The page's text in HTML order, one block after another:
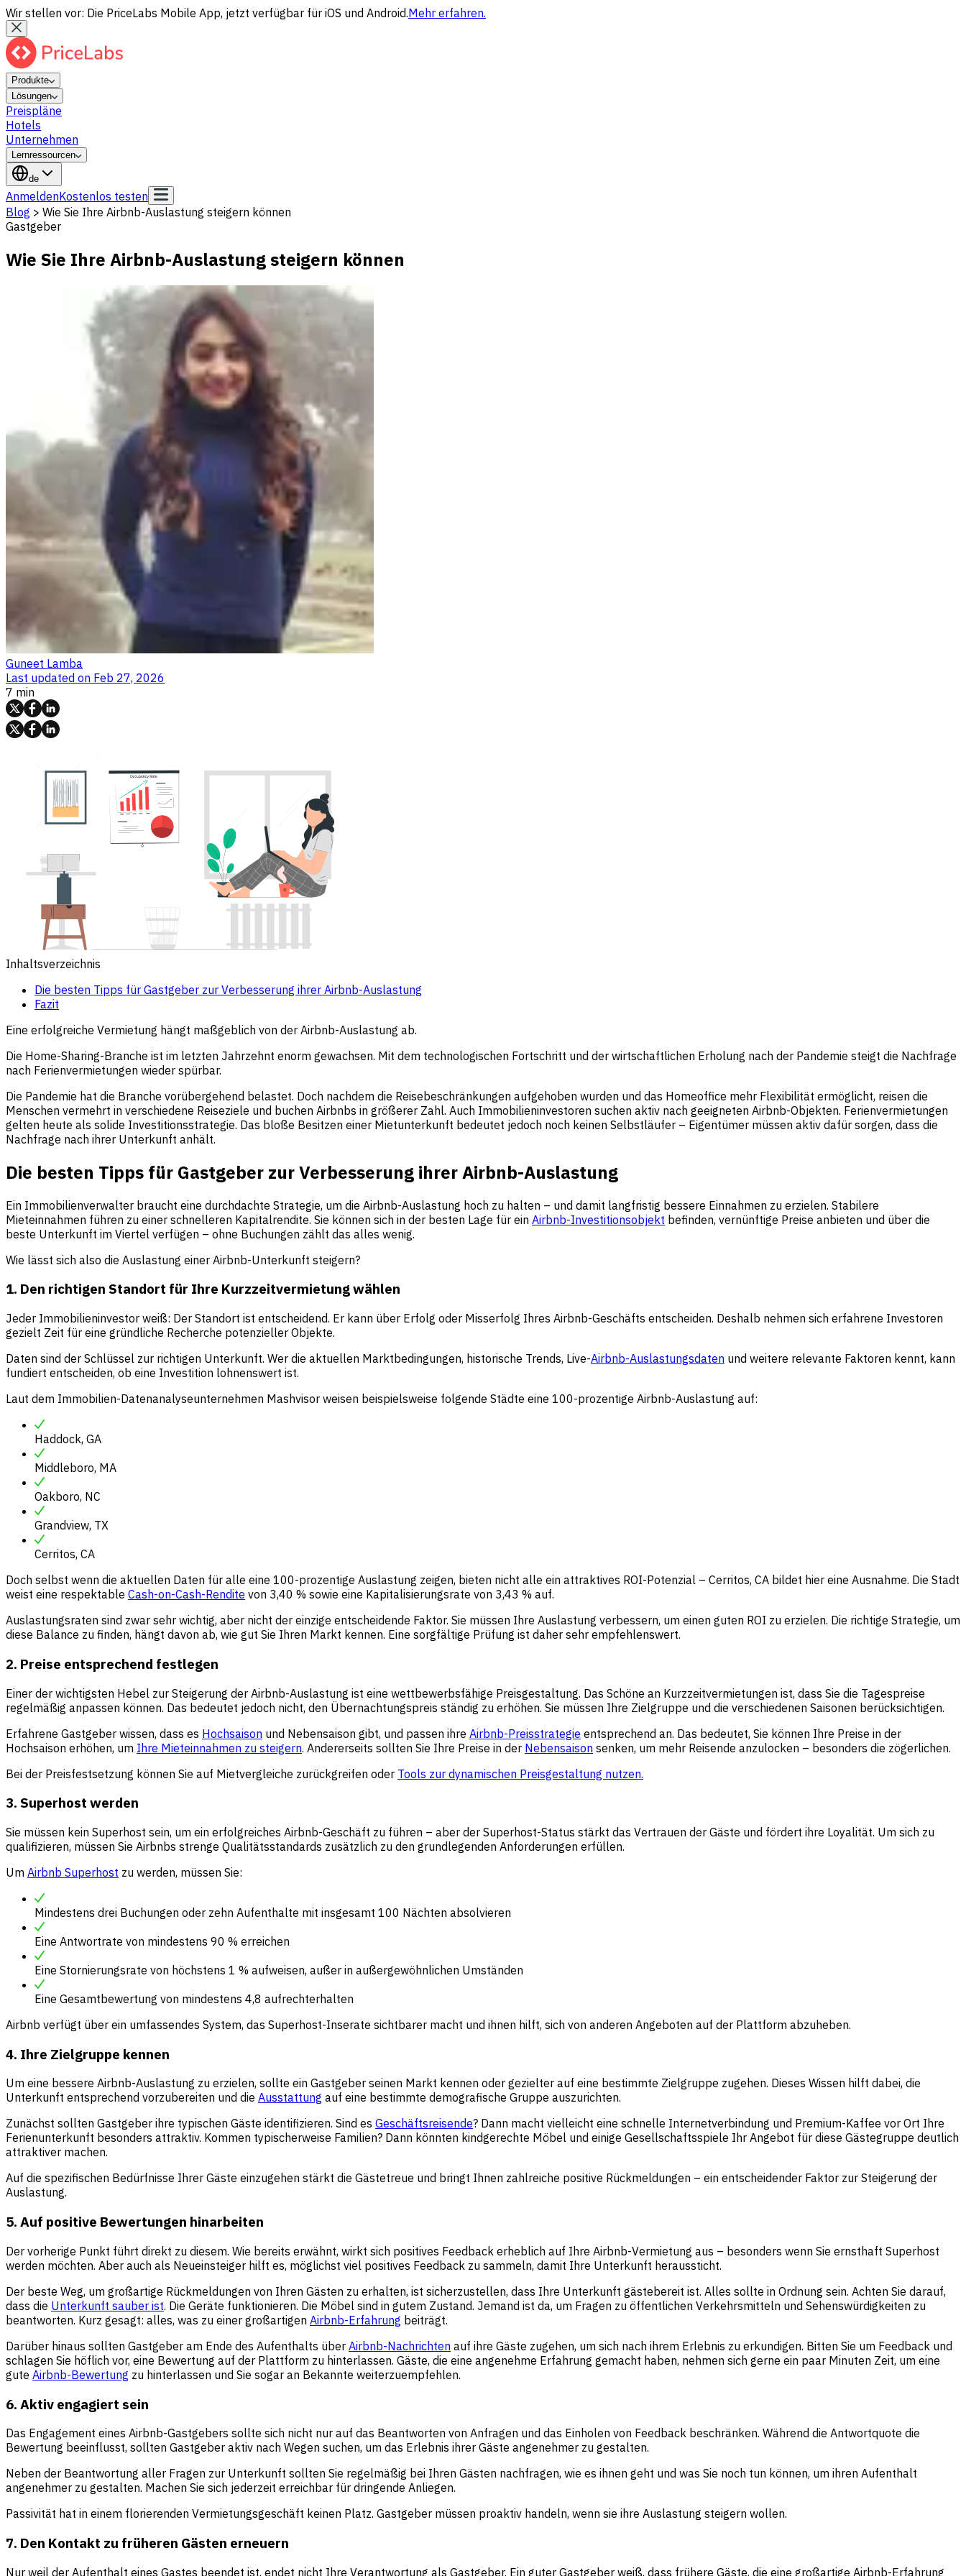
Wir stellen vor: Die PriceLabs Mobile App, jetzt verfügbar für iOS und Android.Mehr erfahren.
Produkte
Lösungen
Preispläne
Hotels
Unternehmen
Lernressourcen
de
AnmeldenKostenlos testen
Blog > Wie Sie Ihre Airbnb-Auslastung steigern können
Gastgeber
Wie Sie Ihre Airbnb-Auslastung steigern können
Guneet Lamba
Last updated on Feb 27, 2026
7 min
Inhaltsverzeichnis
Die besten Tipps für Gastgeber zur Verbesserung ihrer Airbnb-Auslastung
Fazit
Eine erfolgreiche Vermietung hängt maßgeblich von der Airbnb-Auslastung ab.
Die Home-Sharing-Branche ist im letzten Jahrzehnt enorm gewachsen. Mit dem technologischen Fortschritt und der wirtschaftlichen Erholung nach der Pandemie steigt die Nachfrage
nach Ferienvermietungen wieder spürbar.
Die Pandemie hat die Branche vorübergehend belastet. Doch nachdem die Reisebeschränkungen aufgehoben wurden und das Homeoffice mehr Flexibilität ermöglicht, reisen die
Menschen vermehrt in verschiedene Reiseziele und buchen Airbnbs in größerer Zahl. Auch Immobilieninvestoren suchen aktiv nach geeigneten Airbnb-Objekten. Ferienvermietungen
gelten heute als solide Investitionsstrategie. Das bloße Besitzen einer Mietunterkunft bedeutet jedoch noch keinen Selbstläufer – Eigentümer müssen aktiv dafür sorgen, dass die
Nachfrage nach ihrer Unterkunft anhält.
Die besten Tipps für Gastgeber zur Verbesserung ihrer Airbnb-Auslastung
Ein Immobilienverwalter braucht eine durchdachte Strategie, um die Airbnb-Auslastung hoch zu halten – und damit langfristig bessere Einnahmen zu erzielen. Stabilere
Mieteinnahmen führen zu einer schnelleren Kapitalrendite. Sie können sich in der besten Lage für ein Airbnb-Investitionsobjekt befinden, vernünftige Preise anbieten und über die
beste Unterkunft im Viertel verfügen – ohne Buchungen zählt das alles wenig.
Wie lässt sich also die Auslastung einer Airbnb-Unterkunft steigern?
1. Den richtigen Standort für Ihre Kurzzeitvermietung wählen
Jeder Immobilieninvestor weiß: Der Standort ist entscheidend. Er kann über Erfolg oder Misserfolg Ihres Airbnb-Geschäfts entscheiden. Deshalb nehmen sich erfahrene Investoren
gezielt Zeit für eine gründliche Recherche potenzieller Objekte.
Daten sind der Schlüssel zur richtigen Unterkunft. Wer die aktuellen Marktbedingungen, historische Trends, Live-Airbnb-Auslastungsdaten und weitere relevante Faktoren kennt, kann
fundiert entscheiden, ob eine Investition lohnenswert ist.
Laut dem Immobilien-Datenanalyseunternehmen Mashvisor weisen beispielsweise folgende Städte eine 100-prozentige Airbnb-Auslastung auf:
Haddock, GA
Middleboro, MA
Oakboro, NC
Grandview, TX
Cerritos, CA
Doch selbst wenn die aktuellen Daten für alle eine 100-prozentige Auslastung zeigen, bieten nicht alle ein attraktives ROI-Potenzial – Cerritos, CA bildet hier eine Ausnahme. Die Stadt
weist eine respektable Cash-on-Cash-Rendite von 3,40 % sowie eine Kapitalisierungsrate von 3,43 % auf.
Auslastungsraten sind zwar sehr wichtig, aber nicht der einzige entscheidende Faktor. Sie müssen Ihre Auslastung verbessern, um einen guten ROI zu erzielen. Die richtige Strategie, um
diese Balance zu finden, hängt davon ab, wie gut Sie Ihren Markt kennen. Eine sorgfältige Prüfung ist daher sehr empfehlenswert.
2. Preise entsprechend festlegen
Einer der wichtigsten Hebel zur Steigerung der Airbnb-Auslastung ist eine wettbewerbsfähige Preisgestaltung. Das Schöne an Kurzzeitvermietungen ist, dass Sie die Tagespreise
regelmäßig anpassen können. Das bedeutet jedoch nicht, den Übernachtungspreis ständig zu erhöhen. Sie müssen Ihre Zielgruppe und die verschiedenen Saisonen berücksichtigen.
Erfahrene Gastgeber wissen, dass es Hochsaison und Nebensaison gibt, und passen ihre Airbnb-Preisstrategie entsprechend an. Das bedeutet, Sie können Ihre Preise in der
Hochsaison erhöhen, um Ihre Mieteinnahmen zu steigern. Andererseits sollten Sie Ihre Preise in der Nebensaison senken, um mehr Reisende anzulocken – besonders die zögerlichen.
Bei der Preisfestsetzung können Sie auf Mietvergleiche zurückgreifen oder Tools zur dynamischen Preisgestaltung nutzen.
3. Superhost werden
Sie müssen kein Superhost sein, um ein erfolgreiches Airbnb-Geschäft zu führen – aber der Superhost-Status stärkt das Vertrauen der Gäste und fördert ihre Loyalität. Um sich zu
qualifizieren, müssen Sie Airbnbs strenge Qualitätsstandards zusätzlich zu den grundlegenden Anforderungen erfüllen.
Um Airbnb Superhost zu werden, müssen Sie:
Mindestens drei Buchungen oder zehn Aufenthalte mit insgesamt 100 Nächten absolvieren
Eine Antwortrate von mindestens 90 % erreichen
Eine Stornierungsrate von höchstens 1 % aufweisen, außer in außergewöhnlichen Umständen
Eine Gesamtbewertung von mindestens 4,8 aufrechterhalten
Airbnb verfügt über ein umfassendes System, das Superhost-Inserate sichtbarer macht und ihnen hilft, sich von anderen Angeboten auf der Plattform abzuheben.
4. Ihre Zielgruppe kennen
Um eine bessere Airbnb-Auslastung zu erzielen, sollte ein Gastgeber seinen Markt kennen oder gezielter auf eine bestimmte Zielgruppe zugehen. Dieses Wissen hilft dabei, die
Unterkunft entsprechend vorzubereiten und die Ausstattung auf eine bestimmte demografische Gruppe auszurichten.
Zunächst sollten Gastgeber ihre typischen Gäste identifizieren. Sind es Geschäftsreisende? Dann macht vielleicht eine schnelle Internetverbindung und Premium-Kaffee vor Ort Ihre
Ferienunterkunft besonders attraktiv. Kommen typischerweise Familien? Dann könnten kindgerechte Möbel und einige Gesellschaftsspiele Ihr Angebot für diese Gästegruppe deutlich
attraktiver machen.
Auf die spezifischen Bedürfnisse Ihrer Gäste einzugehen stärkt die Gästetreue und bringt Ihnen zahlreiche positive Rückmeldungen – ein entscheidender Faktor zur Steigerung der
Auslastung.
5. Auf positive Bewertungen hinarbeiten
Der vorherige Punkt führt direkt zu diesem. Wie bereits erwähnt, wirkt sich positives Feedback erheblich auf Ihre Airbnb-Vermietung aus – besonders wenn Sie ernsthaft Superhost
werden möchten. Aber auch als Neueinsteiger hilft es, möglichst viel positives Feedback zu sammeln, damit Ihre Unterkunft heraussticht.
Der beste Weg, um großartige Rückmeldungen von Ihren Gästen zu erhalten, ist sicherzustellen, dass Ihre Unterkunft gästebereit ist. Alles sollte in Ordnung sein. Achten Sie darauf,
dass die Unterkunft sauber ist. Die Geräte funktionieren. Die Möbel sind in gutem Zustand. Jemand ist da, um Fragen zu öffentlichen Verkehrsmitteln und Sehenswürdigkeiten zu
beantworten. Kurz gesagt: alles, was zu einer großartigen Airbnb-Erfahrung beiträgt.
Darüber hinaus sollten Gastgeber am Ende des Aufenthalts über Airbnb-Nachrichten auf ihre Gäste zugehen, um sich nach ihrem Erlebnis zu erkundigen. Bitten Sie um Feedback und
schlagen Sie höflich vor, eine Bewertung auf der Plattform zu hinterlassen. Gäste, die eine angenehme Erfahrung gemacht haben, nehmen sich gerne ein paar Minuten Zeit, um eine
gute Airbnb-Bewertung zu hinterlassen und Sie sogar an Bekannte weiterzuempfehlen.
6. Aktiv engagiert sein
Das Engagement eines Airbnb-Gastgebers sollte sich nicht nur auf das Beantworten von Anfragen und das Einholen von Feedback beschränken. Während die Antwortquote die
Bewertung beeinflusst, sollten Gastgeber aktiv nach Wegen suchen, um das Erlebnis ihrer Gäste angenehmer zu gestalten.
Neben der Beantwortung aller Fragen zur Unterkunft sollten Sie regelmäßig bei Ihren Gästen nachfragen, wie es ihnen geht und was Sie noch tun können, um ihren Aufenthalt
angenehmer zu gestalten. Machen Sie sich jederzeit erreichbar für dringende Anliegen.
Passivität hat in einem florierenden Vermietungsgeschäft keinen Platz. Gastgeber müssen proaktiv handeln, wenn sie ihre Auslastung steigern wollen.
7. Den Kontakt zu früheren Gästen erneuern
Nur weil der Aufenthalt eines Gastes beendet ist, endet nicht Ihre Verantwortung als Gastgeber. Ein guter Gastgeber weiß, dass frühere Gäste, die eine großartige Airbnb-Erfahrung